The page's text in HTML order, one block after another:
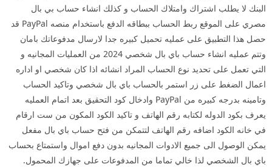
البنك لا يطلب اشتراك وامتلاك الحساب و كذلك انشاء حساب بي بال
مصري على الموقع ربط الحساب ببطاقه الدفع باستخدام منصه PayPal قد
حصل هذا التطبيق على عمليه تحميل كبيره جدا لارسال مدفوعاتك بامان
وتتم عمليه انشاء حساب باي بال شخصي 2024 من العمليات المجانيه و
التي تعمل على تحديد نوع الحساب المراد انشائه اذا كان شخصي او اداره
اعمال الضغط على زر استمر بالحساب باي بال شخصي وتاكيد الحساب
وتامينه بدرجه كبيره من PayPal وادخال كود التحقيق بعد اتمام العمليه
يعرف بكود الدوله لكتابه رقم الهاتف و تاكيد الكود المكون من ست ارقام
في خانه الكود اضافه رقم الهاتف لتتمكن من فتح حساب باي بال مفعل
يمكن الوصول الى جميع الادوات المجانيه بدون دفع اموال واستمتاع بحساب
باي بال الشخصي لذا خالي تماما من المدفوعات على جهازك المحمول.